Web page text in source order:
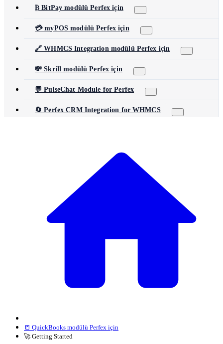
₿ BitPay modülü Perfex için
💳 myPOS modülü Perfex için
🔗 WHMCS Integration modülü Perfex için
💸 Skrill modülü Perfex için
💬 PulseChat Module for Perfex
🔄 Perfex CRM Integration for WHMCS
📒 QuickBooks modülü Perfex için
🚀 Getting Started